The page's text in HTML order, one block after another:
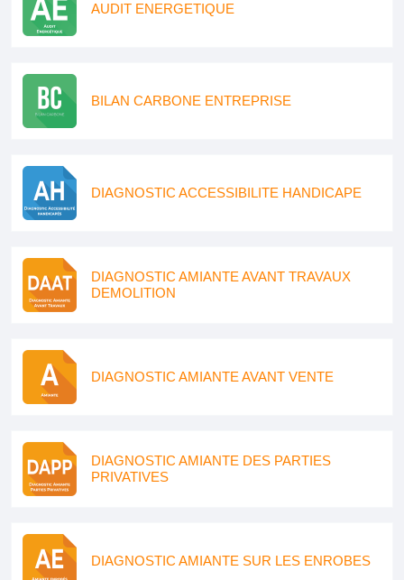
AUDIT ENERGETIQUE
BILAN CARBONE ENTREPRISE
DIAGNOSTIC ACCESSIBILITE HANDICAPE
DIAGNOSTIC AMIANTE AVANT TRAVAUX
DEMOLITION
DIAGNOSTIC AMIANTE AVANT VENTE
DIAGNOSTIC AMIANTE DES PARTIES
PRIVATIVES
DIAGNOSTIC AMIANTE SUR LES ENROBES